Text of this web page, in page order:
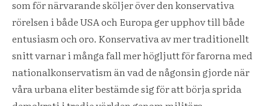
som för närvarande sköljer över den konservativa
rörelsen i både USA och Europa ger upphov till både
entusiasm och oro. Konservativa av mer traditionellt
snitt varnar i många fall mer högljutt för farorna med
nationalkonservatism än vad de någonsin gjorde när
våra urbana eliter bestämde sig för att börja sprida